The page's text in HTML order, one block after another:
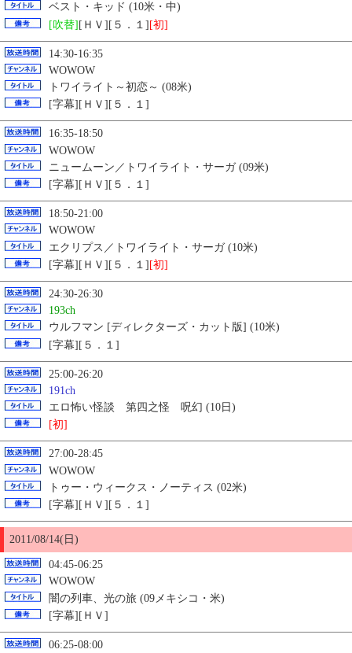
ベスト・キッド (10米・中)
[吹替][ＨＶ][５．１][初]
14:30-16:35
WOWOW
トワイライト～初恋～ (08米)
[字幕][ＨＶ][５．１]
16:35-18:50
WOWOW
ニュームーン／トワイライト・サーガ (09米)
[字幕][ＨＶ][５．１]
18:50-21:00
WOWOW
エクリプス／トワイライト・サーガ (10米)
[字幕][ＨＶ][５．１] [初]
24:30-26:30
193ch
ウルフマン [ディレクターズ・カット版] (10米)
[字幕][５．１]
25:00-26:20
191ch
エロ怖い怪談 第四之怪 呪幻 (10日)
[初]
27:00-28:45
WOWOW
トゥー・ウィークス・ノーティス (02米)
[字幕][ＨＶ][５．１]
2011/08/14(日)
04:45-06:25
WOWOW
闇の列車、光の旅 (09メキシコ・米)
[字幕][ＨＶ]
06:25-08:00